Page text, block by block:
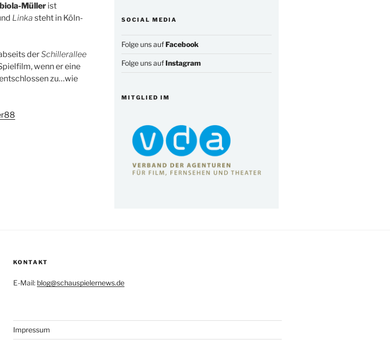
Müller ist
Linka steht in Köln-
derSchillerallee
wenn er eine
zu…wie
SOCIAL MEDIA
Folge uns aufFacebook
Folge uns aufInstagram
MITGLIED IM
KONTAKT
E-Mail: blog@schauspielernews.de
Impressum